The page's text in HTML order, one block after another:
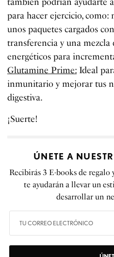
para hacer ejercicio, como:
unos paquetes cargados
transferencia y una mezcla
energéticos para
Glutamine Prime: Ideal
inmunitario y mejorar tus
digestiva.
¡Suerte!
ÚNETE A
Recibirás 3 E-books de
te ayudarán a llevar un
desarrollar un